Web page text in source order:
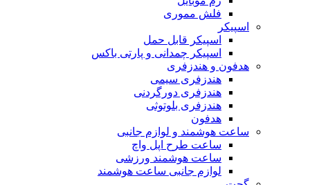
فلش مموری
اسپیکر
اسپیکر قابل حمل
اسپیکر چمدانی و پارتی باکس
هدفون و هندزفری
هندزفری سیمی
هندزفری دورگردنی
هندزفری بلوتوثی
هدفون
ساعت هوشمند و لوازم جانبی
ساعت طرح اپل واچ
ساعت هوشمند ورزشی
لوازم جانبی ساعت هوشمند